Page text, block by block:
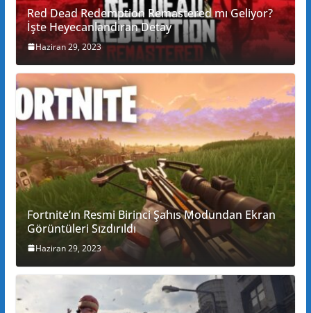
Red Dead Redemption Remastered mı Geliyor?
İşte Heyecanlandıran Detay
Haziran 29, 2023
Fortnite’ın Resmi Birinci Şahıs Modundan Ekran
Görüntüleri Sızdırıldı
Haziran 29, 2023